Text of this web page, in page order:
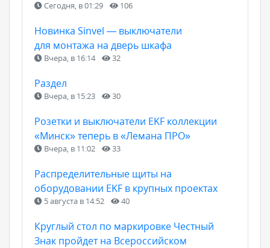
Сегодня, в 01:29 106
Новинка Sinvel — выключатели
для монтажа на дверь шкафа
Вчера, в 16:14 32
Раздел
Вчера, в 15:23 30
Розетки и выключатели EKF коллекции
«Минск» теперь в «Лемана ПРО»
Вчера, в 11:02 33
Распределительные щиты на
оборудовании EKF в крупных проектах
5 августа в 14:52 40
Круглый стол по маркировке Честный
Знак пройдет на Всероссийском